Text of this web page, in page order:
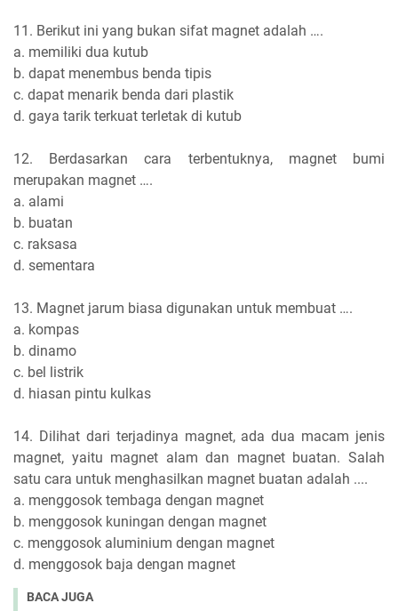
11. Berikut ini yang bukan sifat magnet adalah ….
a. memiliki dua kutub
b. dapat menembus benda tipis
c. dapat menarik benda dari plastik
d. gaya tarik terkuat terletak di kutub
12. Berdasarkan cara terbentuknya, magnet bumi
merupakan magnet ….
a. alami
b. buatan
c. raksasa
d. sementara
13. Magnet jarum biasa digunakan untuk membuat ….
a. kompas
b. dinamo
c. bel listrik
d. hiasan pintu kulkas
14. Dilihat dari terjadinya magnet, ada dua macam jenis
magnet, yaitu magnet alam dan magnet buatan. Salah
satu cara untuk menghasilkan magnet buatan adalah ....
a. menggosok tembaga dengan magnet
b. menggosok kuningan dengan magnet
c. menggosok aluminium dengan magnet
d. menggosok baja dengan magnet
BACA JUGA